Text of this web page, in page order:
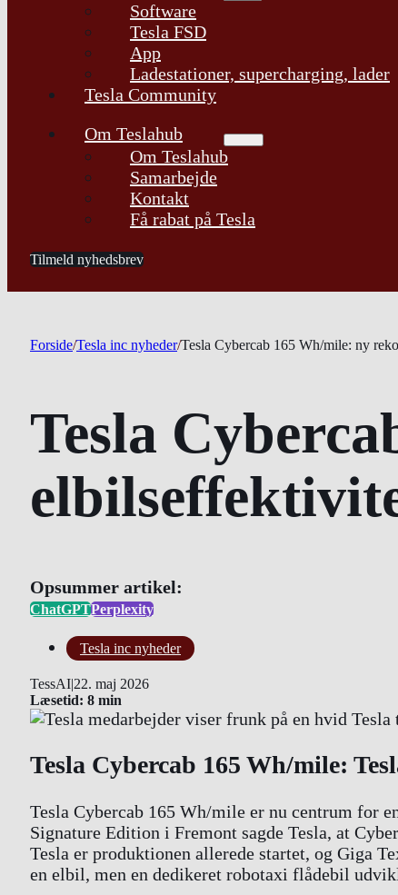
Software
Tesla FSD
App
Ladestationer, supercharging, lader
Tesla Community
Om Teslahub
Om Teslahub
Samarbejde
Kontakt
Få rabat på Tesla
Tilmeld nyhedsbrev
Forside/Tesla inc nyheder/Tesla Cybercab 165 Wh/mile: ny
Tesla
Opsummer artikel:
ChatGPTPerplexity
Tesla inc nyheder
TessAI|22. maj 2026
Læsetid: 8 min
Tesla Cybercab 165 Wh/mile:
Tesla Cybercab 165 Wh/mile er nu centrum for
Signature Edition i Fremont sagde Tesla, at
Tesla er produktionen allerede startet, og Giga
en elbil, men en dedikeret robotaxi flådebil